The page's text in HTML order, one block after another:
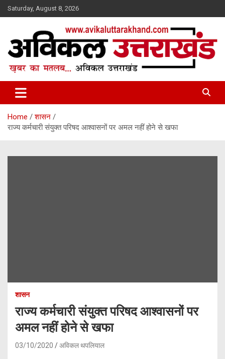
Skip
to
Saturday, August 8, 2026
Avikal Uttarakhand
Home
शासन
राज्य कर्मचारी संयुक्त परिषद आश्वासनों पर अमल नहीं होने से खफा
शासन
राज्य कर्मचारी संयुक्त परिषद आश्वासनों पर
अमल नहीं होने से खफा
03/10/2020 अविकल थपलियाल